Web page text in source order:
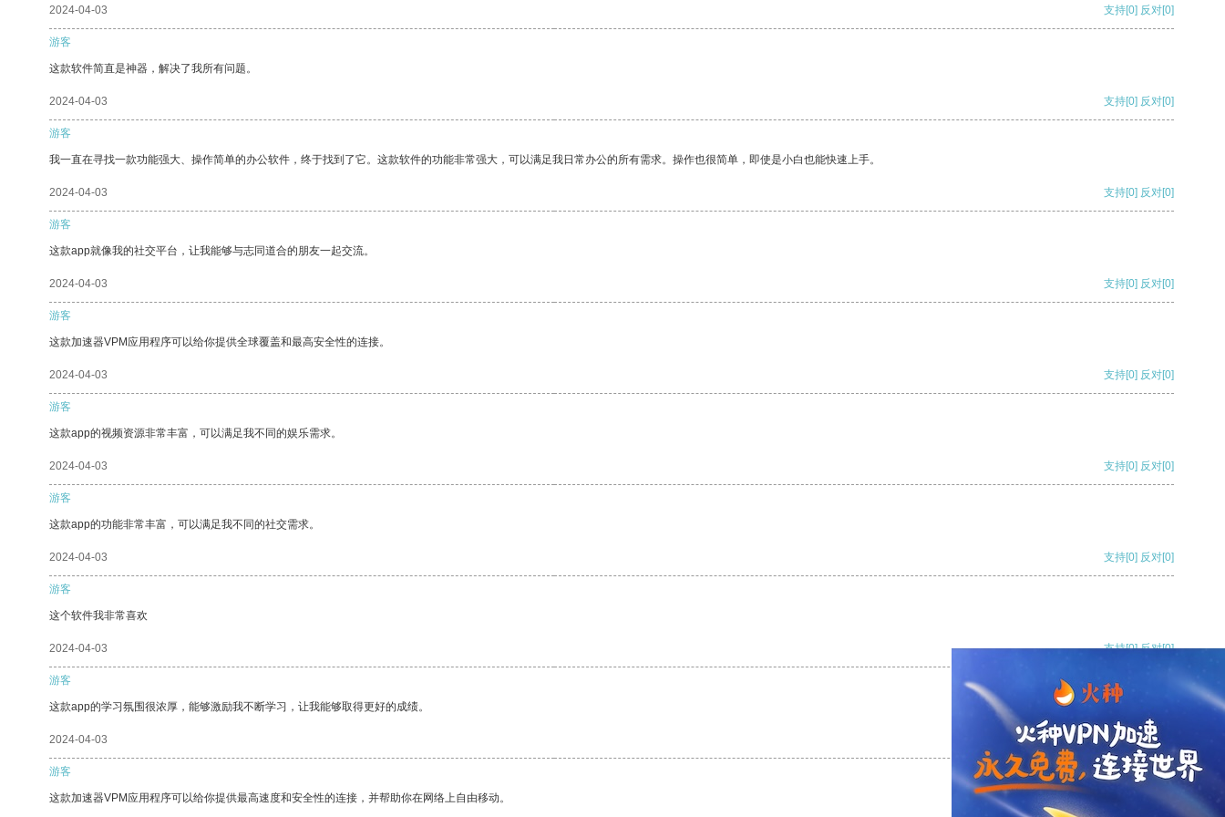
2024-04-03 支持[0] 反对[0]
游客
这款软件简直是神器，解决了我所有问题。
2024-04-03 支持[0] 反对[0]
游客
我一直在寻找一款功能强大、操作简单的办公软件，终于找到了它。这款软件的功能非常强大，可以满足我日常办公的所有需求。操作也很简单，即使是小白也能快速上手。
2024-04-03 支持[0] 反对[0]
游客
这款app就像我的社交平台，让我能够与志同道合的朋友一起交流。
2024-04-03 支持[0] 反对[0]
游客
这款加速器VPM应用程序可以给你提供全球覆盖和最高安全性的连接。
2024-04-03 支持[0] 反对[0]
游客
这款app的视频资源非常丰富，可以满足我不同的娱乐需求。
2024-04-03 支持[0] 反对[0]
游客
这款app的功能非常丰富，可以满足我不同的社交需求。
2024-04-03 支持[0] 反对[0]
游客
这个软件我非常喜欢
2024-04-03 支持[0] 反对[0]
游客
这款app的学习氛围很浓厚，能够激励我不断学习，让我能够取得更好的成绩。
2024-04-03 支持[0] 反对
游客
这款加速器VPM应用程序可以给你提供最高速度和安全性的连接，并帮助你在网络上自由移动。